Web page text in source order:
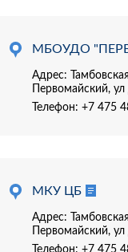
МБОУДО
Адрес:
Первомайский,
Телефон: +7 475
МКУ ЦБ
Адрес:
Первомайский,
Телефон: +7 475